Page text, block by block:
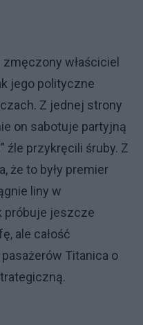
właściciel
jego polityczne
Z jednej strony
on sabotuje partyjną
źle przykręcili śruby. Z
że to były premier
liny w
próbuje jeszcze
ale całość
Titanica o